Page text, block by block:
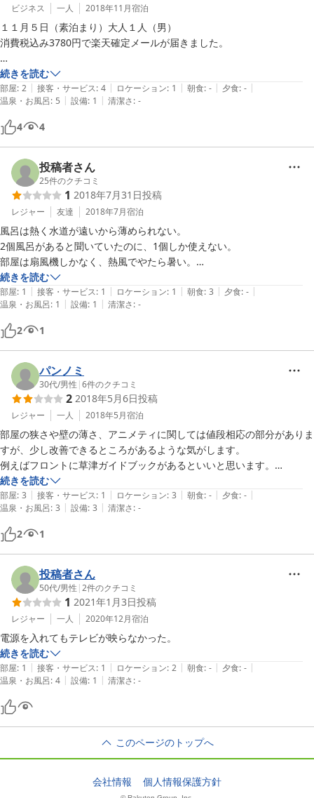
ビジネス 一人 2018年11月宿泊
１１月５日（素泊まり）大人１人（男）
消費税込み3780円で楽天確定メールが届きました。
実際の現地支払い総額料金は・・・・・プラス648円の4428円
注意事項に小さく記載されてますので、冬季は気をつけてください。
入湯税も、暖房費も記載料金に消費税がプラスされます。
また、追加バスタオル300円（税別）とありますが、340円請求されま
す。
===============================================
入湯税をお一人様１００円、別途お預かりしております。
冬季（11月〜3月）は暖房費を一室500円、別途頂いております。
現地にて、お支払いお願い致します。
===============================================
部屋・・３畳和室・トイレ風呂別
有）コタツ、ストーブ、冷蔵庫、手ぬぐい、歯ブラシ、ふとんセット
無）TV、バスタオル、髭剃り
お風呂は広くて綺麗です。
スタッフの対応も良いです。
食事場所まで徒歩１０分ぐらい、草津中心地からは離れてます。
コンビニまで徒歩５〜６分。
続きを読む
部屋: 2 | 接客・サービス: 4 | ロケーション: 1 | 朝食: - | 夕食: - |
温泉・お風呂: 5 | 設備: 1 | 清潔さ: -
4 4
投稿者さん
25件のクチコミ
1 2018年7月31日投稿
レジャー 友達 2018年7月宿泊
風呂は熱く水道が遠いから薄められない。
2個風呂があると聞いていたのに、1個しか使えない。
部屋は扇風機しかなく、熱風でやたら暑い。
辺鄙な地形の所に、宿の指示の下、無理矢理車をとめたから車の底をこ
すってしまった。
それにしてはそんなに言うほど安い宿泊料ではないので、少なくとも真
続きを読む
部屋: 1 | 接客・サービス: 1 | ロケーション: 1 | 朝食: 3 | 夕食: - |
温泉・お風呂: 1 | 設備: 1 | 清潔さ: -
2 1
パンノミ
30代/男性 |6件のクチコミ
2 2018年5月6日投稿
レジャー 一人 2018年5月宿泊
部屋の狭さや壁の薄さ、アニメティに関しては値段相応の部分がありま
すが、少し改善できるところがあるような気がします。
例えばフロントに草津ガイドブックがあるといいと思います。
また、コインランドリーですが、洗剤が売っていなかったので使うこと
ができませんでした。
またwifiが混戦していてすこし速度が遅かったです。
設備を改良することはむつかしいですが、中身のサービスに関してはも
う少し改善できるところがあるのではないでしょうか？
続きを読む
部屋: 3 | 接客・サービス: 1 | ロケーション: 3 | 朝食: - | 夕食: - |
温泉・お風呂: 3 | 設備: 3 | 清潔さ: -
2 1
投稿者さん
50代/男性 |2件のクチコミ
1 2021年1月3日投稿
レジャー 一人 2020年12月宿泊
電源を入れてもテレビが映らなかった。
続きを読む
部屋: 1 | 接客・サービス: 1 | ロケーション: 2 | 朝食: - | 夕食: - |
温泉・お風呂: 4 | 設備: 1 | 清潔さ: -
このページのトップへ
会社情報 個人情報保護方針